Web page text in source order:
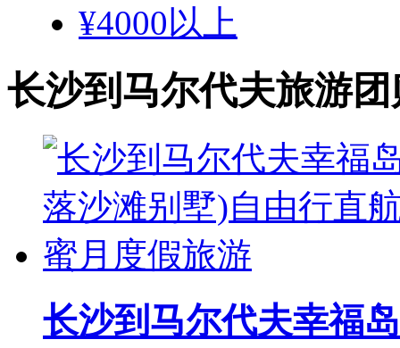
¥4000以上
长沙到马尔代夫旅游团
长沙到马尔代夫幸福